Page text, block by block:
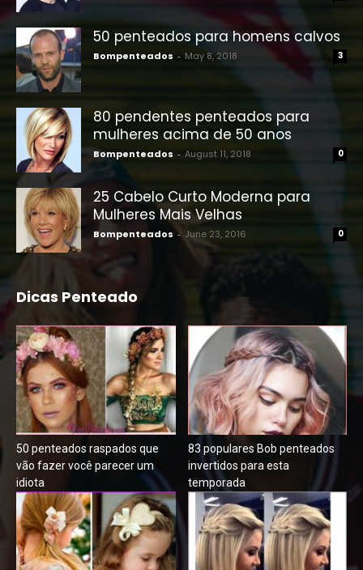
50 penteados para homens calvos
Bompenteados - May 8, 2018 3
80 pendentes penteados para
mulheres acima de 50 anos
Bompenteados - August 11, 2018 0
25 Cabelo Curto Moderna para
Mulheres Mais Velhas
Bompenteados - June 23, 2016 0
Dicas Penteado
50 penteados raspados que
vão fazer você parecer um
idiota
83 populares Bob penteados
invertidos para esta
temporada